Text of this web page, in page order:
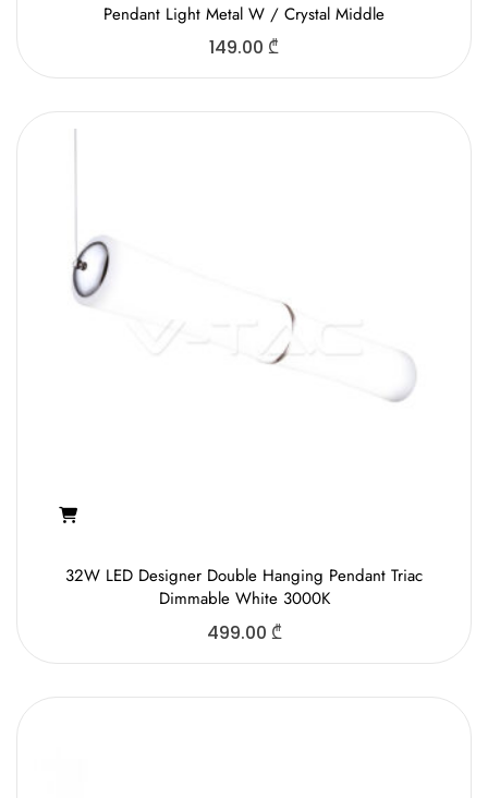
Pendant Light Metal W / Crystal Middle
149.00 ₾
32W LED Designer Double Hanging Pendant Triac
Dimmable White 3000K
499.00 ₾